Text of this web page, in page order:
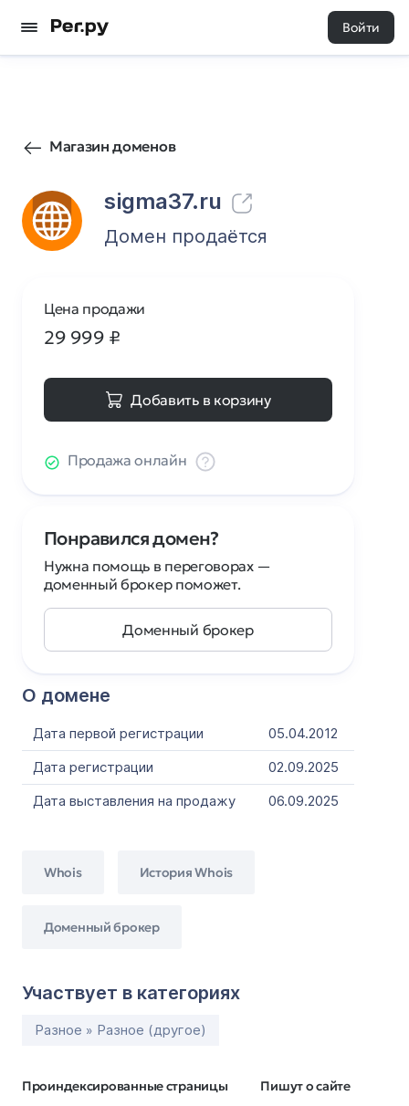
Войти
Магазин доменов
sigma37.ru
22 0
Домен продаётся
О домене
Дата первой регистрации
05.04.2012
Дата регистрации
02.09.2025
Дата выставления на продажу
06.09.2025
Whois История Whois
Доменный брокер
Участвует в категориях
Разное » Разное (другое)
Проиндексированные страницы Пишут о сайте
Цена продажи
29 999 ₽
Добавить в корзину
Продажа онлайн
Понравился домен?
Нужна помощь в переговорах —
доменный брокер поможет.
Доменный брокер